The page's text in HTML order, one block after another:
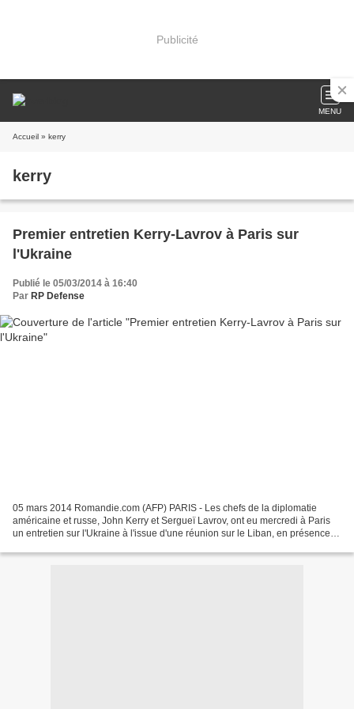
Publicité
MENU
Accueil » kerry
kerry
Premier entretien Kerry-Lavrov à Paris sur
l'Ukraine
Publié le 05/03/2014 à 16:40
Par RP Defense
05 mars 2014 Romandie.com (AFP) PARIS - Les chefs de la diplomatie
américaine et russe, John Kerry et Sergueï Lavrov, ont eu mercredi à Paris
un entretien sur l'Ukraine à l'issue d'une réunion sur le Liban, en présence